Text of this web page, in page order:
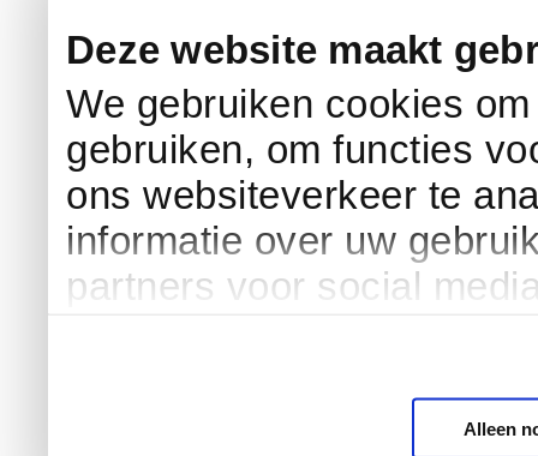
Deze website maakt
We gebruiken cookies
gebruiken, om functies
ons websiteverkeer te
informatie over uw
partners voor social
Alleen